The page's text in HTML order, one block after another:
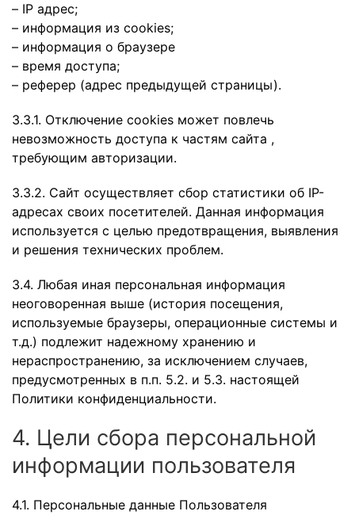
– IP адрес;
– информация из cookies;
– информация о браузере
– время доступа;
– реферер (адрес предыдущей страницы).
3.3.1. Отключение cookies может повлечь
невозможность доступа к частям сайта ,
требующим авторизации.
3.3.2. Сайт осуществляет сбор статистики об IP-
адресах своих посетителей. Данная информация
используется с целью предотвращения, выявления
и решения технических проблем.
3.4. Любая иная персональная информация
неоговоренная выше (история посещения,
используемые браузеры, операционные системы и
т.д.) подлежит надежному хранению и
нераспространению, за исключением случаев,
предусмотренных в п.п. 5.2. и 5.3. настоящей
Политики конфиденциальности.
4. Цели сбора персональной
информации пользователя
4.1. Персональные данные Пользователя